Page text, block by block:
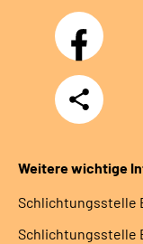
Facebook
Teilen
Weitere wichtige
Schlich­tungs­stel­le
Schlich­tungs­stel­le